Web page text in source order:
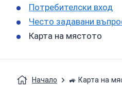
Потребителски вход
Често задавани
Карта на мястото
Начало 🚙 Карта на